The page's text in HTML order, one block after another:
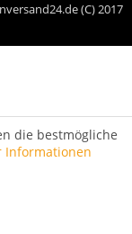
(C) 2017
die bestmögliche
Informationen